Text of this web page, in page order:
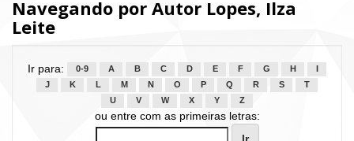
Navegando por Autor Lopes, Ilza
Leite
Ir para: 0-9 A B C D E F G H
J
K L M N O P Q R S
T
U
V W X Y Z
ou entre com as primeiras letras: